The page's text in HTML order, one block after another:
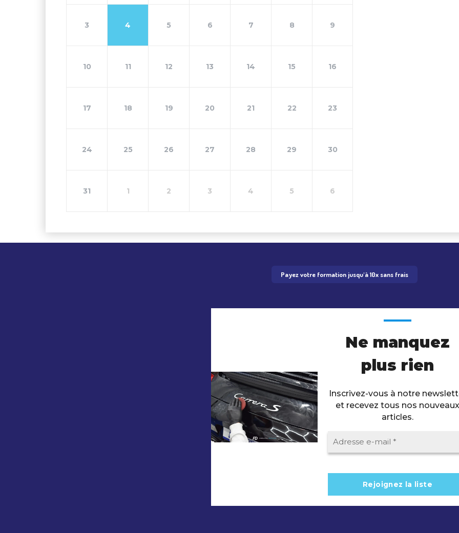
3 4 5 6 7 8 9
10 11 12 13 14 15 16
17 18 19 20 21 22 23
24 25 26 27 28 29 30
31 1 2 3 4 5 6
Payez votre formation jusqu'à 10x sans frais
Ne manquez
plus rien
Inscrivez-vous à notre
et recevez tous nos nouveaux
articles.